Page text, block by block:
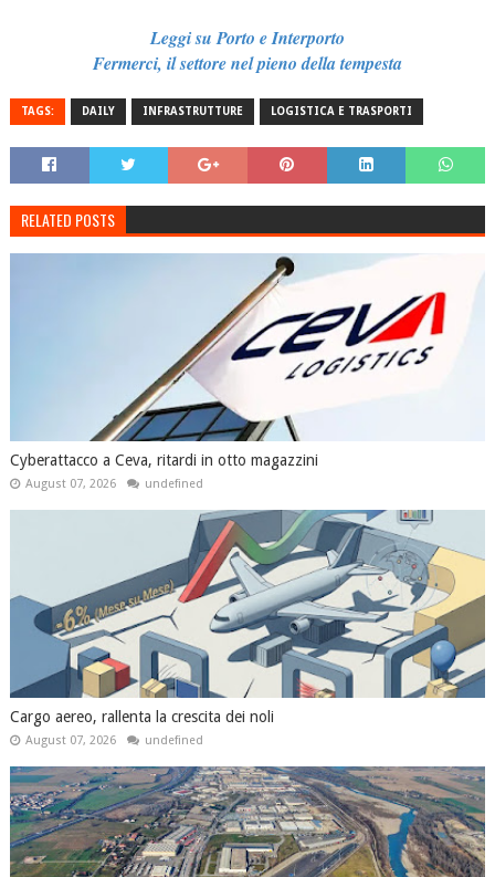
Leggi su Porto e Interporto
Fermerci, il settore nel pieno della tempesta
TAGS: DAILY INFRASTRUTTURE LOGISTICA E TRASPORTI
RELATED POSTS
Cyberattacco a Ceva, ritardi in otto magazzini
August 07, 2026 undefined
Cargo aereo, rallenta la crescita dei noli
August 07, 2026 undefined